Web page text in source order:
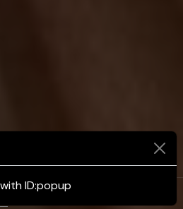
ID:popup